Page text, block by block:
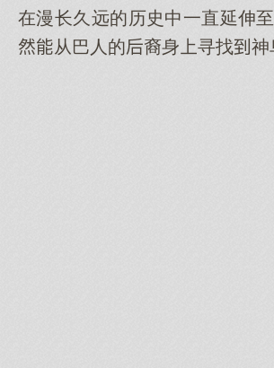
在漫长久远的历史中一直延伸
从巴人的裔身寻找神